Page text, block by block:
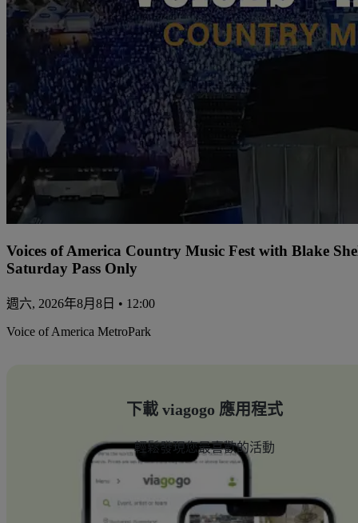
Voices of America Country Music Fest with Blake
Saturday Pass Only
週六, 2026年8月8日 • 12:00
Voice of America MetroPark
下載 viagogo 應用程式
輕鬆發現您最喜歡的活動